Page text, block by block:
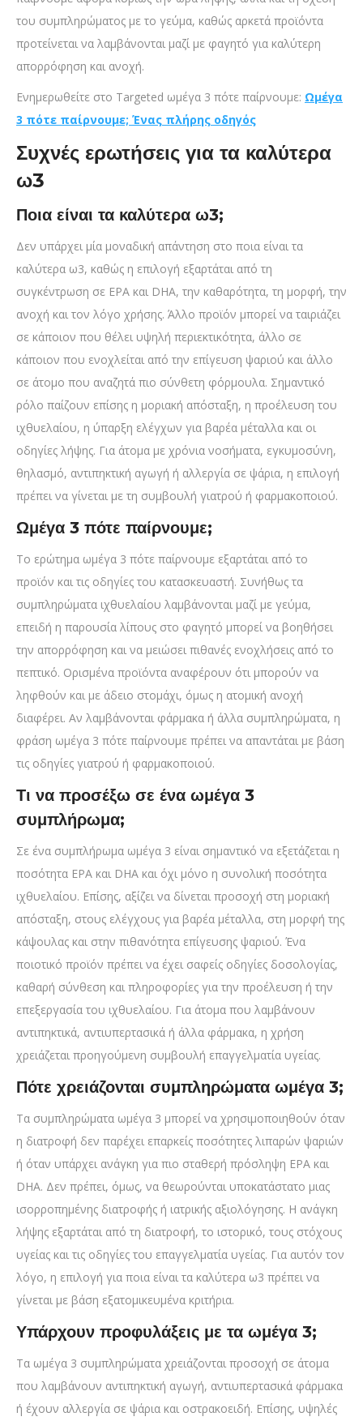
του συμπληρώματος με το γεύμα, καθώς αρκετά προϊόντα
προτείνεται να λαμβάνονται μαζί με φαγητό για καλύτερη
απορρόφηση και ανοχή.
Ενημερωθείτε στο Targeted ωμέγα 3 πότε παίρνουμε: Ωμέγα
3 πότε παίρνουμε; Ένας πλήρης οδηγός
Συχνές ερωτήσεις για τα καλύτερα
ω3
Ποια είναι τα καλύτερα ω3;
Δεν υπάρχει μία μοναδική απάντηση στο ποια είναι τα
καλύτερα ω3, καθώς η επιλογή εξαρτάται από τη
συγκέντρωση σε EPA και DHA, την καθαρότητα, τη μορφή, την
ανοχή και τον λόγο χρήσης. Άλλο προϊόν μπορεί να ταιριάζει
σε κάποιον που θέλει υψηλή περιεκτικότητα, άλλο σε
κάποιον που ενοχλείται από την επίγευση ψαριού και άλλο
σε άτομο που αναζητά πιο σύνθετη φόρμουλα. Σημαντικό
ρόλο παίζουν επίσης η μοριακή απόσταξη, η προέλευση του
ιχθυελαίου, η ύπαρξη ελέγχων για βαρέα μέταλλα και οι
οδηγίες λήψης. Για άτομα με χρόνια νοσήματα, εγκυμοσύνη,
θηλασμό, αντιπηκτική αγωγή ή αλλεργία σε ψάρια, η επιλογή
πρέπει να γίνεται με τη συμβουλή γιατρού ή φαρμακοποιού.
Ωμέγα 3 πότε παίρνουμε;
Το ερώτημα ωμέγα 3 πότε παίρνουμε εξαρτάται από το
προϊόν και τις οδηγίες του κατασκευαστή. Συνήθως τα
συμπληρώματα ιχθυελαίου λαμβάνονται μαζί με γεύμα,
επειδή η παρουσία λίπους στο φαγητό μπορεί να βοηθήσει
την απορρόφηση και να μειώσει πιθανές ενοχλήσεις από το
πεπτικό. Ορισμένα προϊόντα αναφέρουν ότι μπορούν να
ληφθούν και με άδειο στομάχι, όμως η ατομική ανοχή
διαφέρει. Αν λαμβάνονται φάρμακα ή άλλα συμπληρώματα, η
φράση ωμέγα 3 πότε παίρνουμε πρέπει να απαντάται με βάση
τις οδηγίες γιατρού ή φαρμακοποιού.
Τι να προσέξω σε ένα ωμέγα 3
συμπλήρωμα;
Σε ένα συμπλήρωμα ωμέγα 3 είναι σημαντικό να εξετάζεται η
ποσότητα EPA και DHA και όχι μόνο η συνολική ποσότητα
ιχθυελαίου. Επίσης, αξίζει να δίνεται προσοχή στη μοριακή
απόσταξη, στους ελέγχους για βαρέα μέταλλα, στη μορφή της
κάψουλας και στην πιθανότητα επίγευσης ψαριού. Ένα
ποιοτικό προϊόν πρέπει να έχει σαφείς οδηγίες δοσολογίας,
καθαρή σύνθεση και πληροφορίες για την προέλευση ή την
επεξεργασία του ιχθυελαίου. Για άτομα που λαμβάνουν
αντιπηκτικά, αντιυπερτασικά ή άλλα φάρμακα, η χρήση
χρειάζεται προηγούμενη συμβουλή επαγγελματία υγείας.
Πότε χρειάζονται συμπληρώματα ωμέγα 3;
Τα συμπληρώματα ωμέγα 3 μπορεί να χρησιμοποιηθούν όταν
η διατροφή δεν παρέχει επαρκείς ποσότητες λιπαρών ψαριών
ή όταν υπάρχει ανάγκη για πιο σταθερή πρόσληψη EPA και
DHA. Δεν πρέπει, όμως, να θεωρούνται υποκατάστατο μιας
ισορροπημένης διατροφής ή ιατρικής αξιολόγησης. Η ανάγκη
λήψης εξαρτάται από τη διατροφή, το ιστορικό, τους στόχους
υγείας και τις οδηγίες του επαγγελματία υγείας. Για αυτόν τον
λόγο, η επιλογή για ποια είναι τα καλύτερα ω3 πρέπει να
γίνεται με βάση εξατομικευμένα κριτήρια.
Υπάρχουν προφυλάξεις με τα ωμέγα 3;
Τα ωμέγα 3 συμπληρώματα χρειάζονται προσοχή σε άτομα
που λαμβάνουν αντιπηκτική αγωγή, αντιυπερτασικά φάρμακα
ή έχουν αλλεργία σε ψάρια και οστρακοειδή. Επίσης, υψηλές